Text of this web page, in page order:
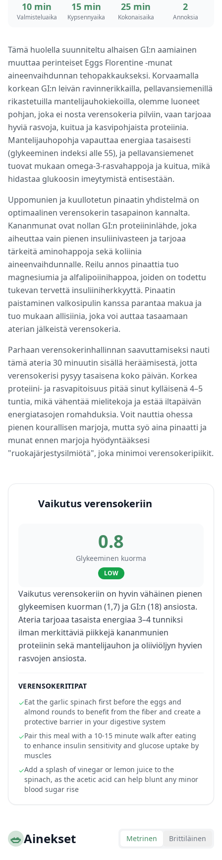
10 min
Valmisteluaika
15 min
Kypsennyaika
25 min
Kokonaisaika
2
Annoksia
Tämä huolella suunniteltu alhaisen GI:n aamiainen
muuttaa perinteiset Eggs Florentine -munat
aineenvaihdunnan tehopakkaukseksi. Korvaamalla
korkean GI:n leivän ravinnerikkailla, pellavansiemenillä
rikastetuilla mantelijauhokiekoilla, olemme luoneet
pohjan, joka ei nosta verensokeria pilviin, vaan tarjoaa
hyviä rasvoja, kuitua ja kasvipohjaista proteiinia.
Mantelijauhopohja vapauttaa energiaa tasaisesti
(glykeeminen indeksi alle 55), ja pellavansiemenet
tuovat mukaan omega-3-rasvahappoja ja kuitua, mikä
hidastaa glukoosin imeytymistä entisestään.
Uppomunien ja kuullotetun pinaatin yhdistelmä on
optimaalinen verensokerin tasapainon kannalta.
Kananmunat ovat nollan GI:n proteiininlähde, joka
aiheuttaa vain pienen insuliinivasteen ja tarjoaa
tärkeitä aminohappoja sekä koliinia
aineenvaihdunnalle. Reilu annos pinaattia tuo
magnesiumia ja alfalipoiinihappoa, joiden on todettu
tukevan tervettä insuliiniherkkyyttä. Pinaatin
paistaminen valkosipulin kanssa parantaa makua ja
tuo mukaan allisiinia, joka voi auttaa tasaamaan
aterian jälkeistä verensokeria.
Parhaan verensokerinhallinnan saavuttamiseksi nauti
tämä ateria 30 minuutin sisällä heräämisestä, jotta
verensokerisi pysyy tasaisena koko päivän. Korkea
proteiini- ja rasvapitoisuus pitää sinut kylläisenä 4–5
tuntia, mikä vähentää mielitekoja ja estää iltapäivän
energiatasojen romahduksia. Voit nauttia ohessa
pienen kourallisen marjoja, mutta syö aina pinaatti ja
munat ennen marjoja hyödyntääksesi
"ruokajärjestysilmiötä", joka minimoi verensokeripiikit.
Vaikutus verensokeriin
0.8
Glykeeminen kuorma
LOW
Vaikutus verensokeriin on hyvin vähäinen pienen
glykeemisen kuorman (1,7) ja GI:n (18) ansiosta.
Ateria tarjoaa tasaista energiaa 3–4 tunniksi
ilman merkittäviä piikkejä kananmunien
proteiinin sekä mantelijauhon ja oliiviöljyn hyvien
rasvojen ansiosta.
VERENSOKERITIPAT
✓Eat the garlic spinach first before the eggs and
almond rounds to benefit from the fiber and create a
protective barrier in your digestive system
✓Pair this meal with a 10-15 minute walk after eating
to enhance insulin sensitivity and glucose uptake by
muscles
✓Add a splash of vinegar or lemon juice to the
spinach, as the acetic acid can help blunt any minor
blood sugar rise
🥗Ainekset Metrinen Brittiläinen